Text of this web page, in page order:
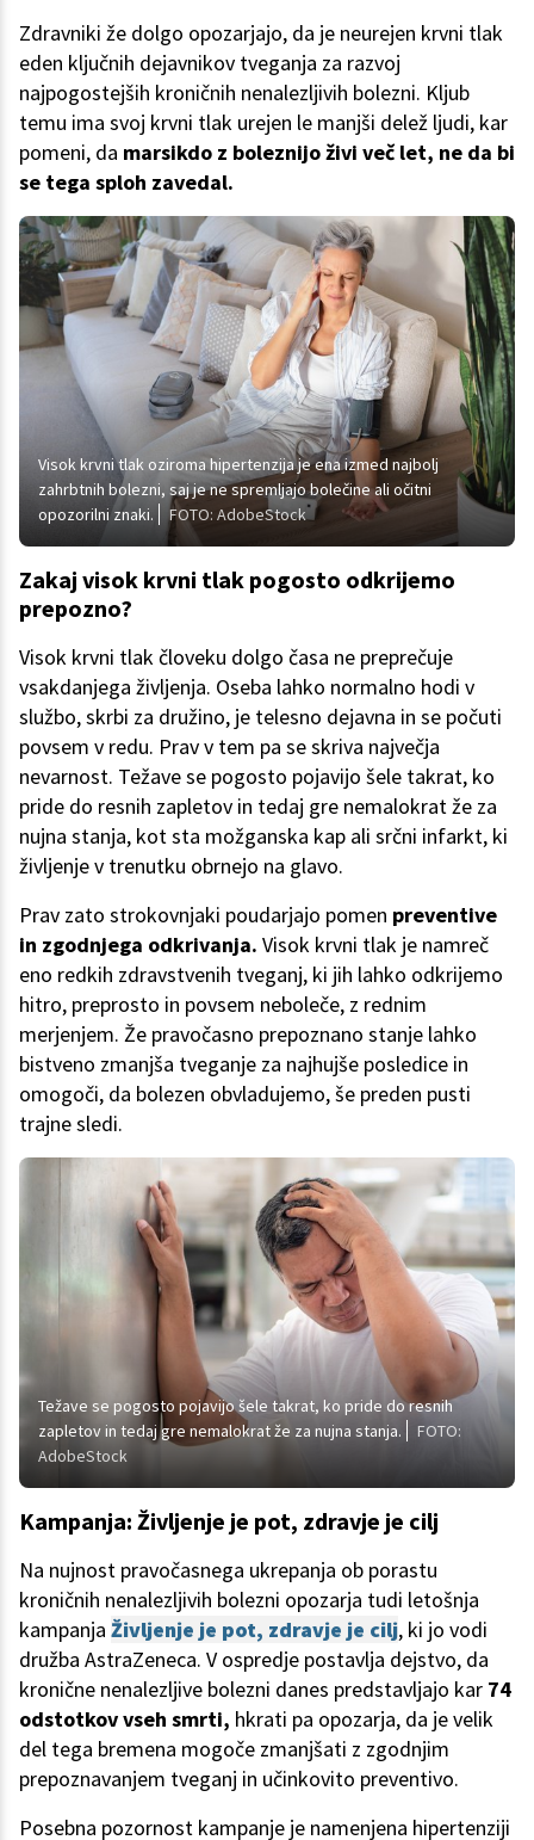
Zdravniki že dolgo opozarjajo, da je neurejen krvni tlak
eden ključnih dejavnikov tveganja za razvoj
najpogostejših kroničnih nenalezljivih bolezni. Kljub
temu ima svoj krvni tlak urejen le manjši delež ljudi, kar
pomeni, da marsikdo z boleznijo živi več let, ne da bi
se tega sploh zavedal.
Visok krvni tlak oziroma hipertenzija je ena izmed najbolj
zahrbtnih bolezni, saj je ne spremljajo bolečine ali očitni
opozorilni znaki.
FOTO: AdobeStock
Zakaj visok krvni tlak pogosto odkrijemo
prepozno?
Visok krvni tlak človeku dolgo časa ne preprečuje
vsakdanjega življenja. Oseba lahko normalno hodi v
službo, skrbi za družino, je telesno dejavna in se počuti
povsem v redu. Prav v tem pa se skriva največja
nevarnost. Težave se pogosto pojavijo šele takrat, ko
pride do resnih zapletov in tedaj gre nemalokrat že za
nujna stanja, kot sta možganska kap ali srčni infarkt, ki
življenje v trenutku obrnejo na glavo.
Prav zato strokovnjaki poudarjajo pomen preventive
in zgodnjega odkrivanja. Visok krvni tlak je namreč
eno redkih zdravstvenih tveganj, ki jih lahko odkrijemo
hitro, preprosto in povsem neboleče, z rednim
merjenjem. Že pravočasno prepoznano stanje lahko
bistveno zmanjša tveganje za najhujše posledice in
omogoči, da bolezen obvladujemo, še preden pusti
trajne sledi.
Težave se pogosto pojavijo šele takrat, ko pride do resnih
zapletov in tedaj gre nemalokrat že za nujna stanja.
FOTO:
AdobeStock
Kampanja: Življenje je pot, zdravje je cilj
Na nujnost pravočasnega ukrepanja ob porastu
kroničnih nenalezljivih bolezni opozarja tudi letošnja
kampanja Življenje je pot, zdravje je cilj, ki jo vodi
družba AstraZeneca. V ospredje postavlja dejstvo, da
kronične nenalezljive bolezni danes predstavljajo kar 74
odstotkov vseh smrti, hkrati pa opozarja, da je velik
del tega bremena mogoče zmanjšati z zgodnjim
prepoznavanjem tveganj in učinkovito preventivo.
Posebna pozornost kampanje je namenjena hipertenziji